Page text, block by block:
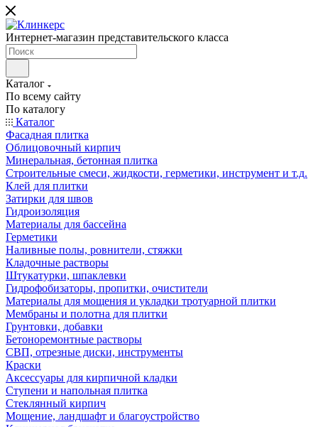
Интернет-магазин представительского класса
Каталог
По всему сайту
По каталогу
Каталог
Фасадная плитка
Облицовочный кирпич
Минеральная, бетонная плитка
Строительные смеси, жидкости, герметики, инструмент и т.д.
Клей для плитки
Затирки для швов
Гидроизоляция
Материалы для бассейна
Герметики
Наливные полы, ровнители, стяжки
Кладочные растворы
Штукатурки, шпаклевки
Гидрофобизаторы, пропитки, очистители
Материалы для мощения и укладки тротуарной плитки
Мембраны и полотна для плитки
Грунтовки, добавки
Бетоноремонтные растворы
СВП, отрезные диски, инструменты
Краски
Аксессуары для кирпичной кладки
Ступени и напольная плитка
Cтеклянный кирпич
Мощение, ландшафт и благоустройство